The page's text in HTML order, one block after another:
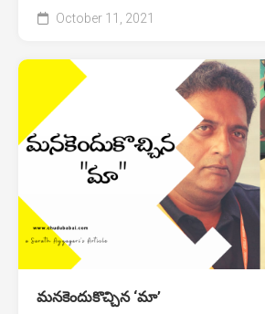
October 11, 2021
మనకెందుకొచ్చిన ‘మా’